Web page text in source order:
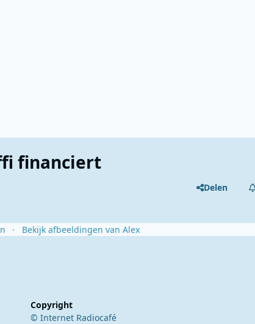
financiert
Delen
Bekijk afbeeldingen van Alex
Copyright
© Internet Radiocafé